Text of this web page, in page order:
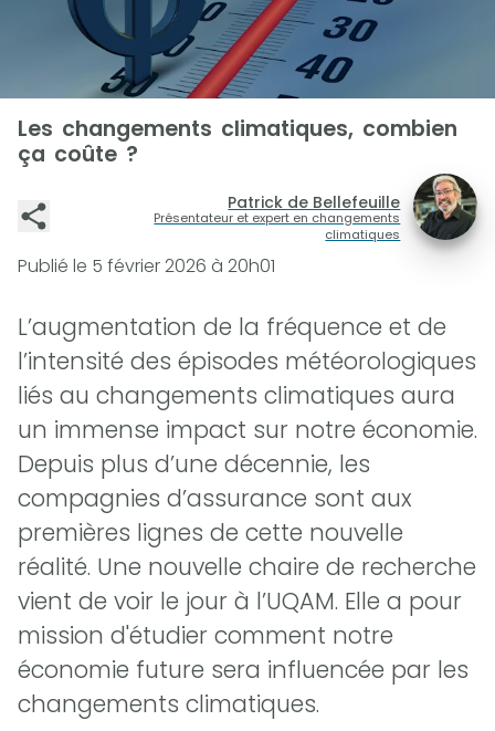
Les changements climatiques, combien
ça coûte ?
Patrick de Bellefeuille
Présentateur et expert en changements
climatiques
Publié le 5 février 2026 à 20h01
L’augmentation de la fréquence et de
l’intensité des épisodes météorologiques
liés au changements climatiques aura
un immense impact sur notre économie.
Depuis plus d’une décennie, les
compagnies d’assurance sont aux
premières lignes de cette nouvelle
réalité. Une nouvelle chaire de recherche
vient de voir le jour à l’UQAM. Elle a pour
mission d'étudier comment notre
économie future sera influencée par les
changements climatiques.